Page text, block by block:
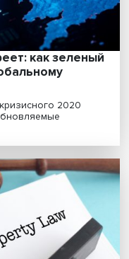
Никита Анисимов в
форума дал
и мире
жилье